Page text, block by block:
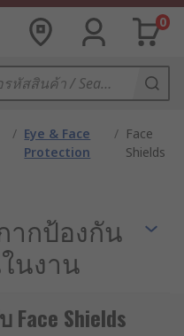
0
/ Eye & Face
Protection
/ Face
Shields
ากป้องกัน
นงาน
Shields